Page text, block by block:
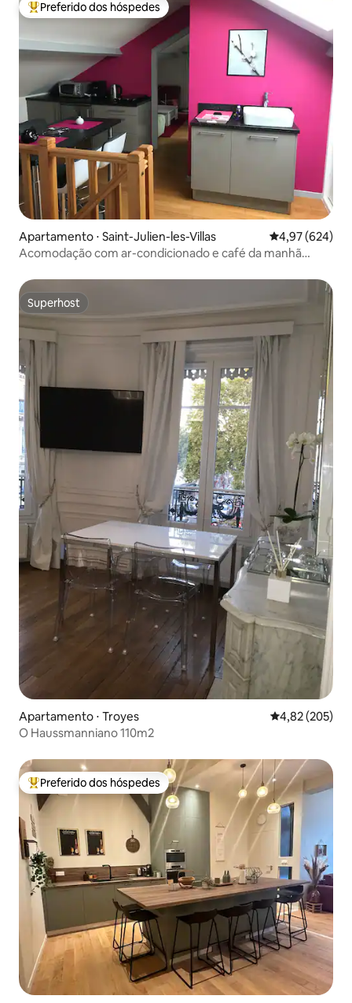
Entre os melhores preferidos dos hóspedes
Preferido dos hóspedes
Apartamento ⋅ Saint-Julien-les-Villas 4,97 de uma
4,97 (624)
Acomodação com ar-condicionado e café da manhã
Superhost
Superhost
Apartamento ⋅ Troyes 4,82 de uma
4,82 (205)
O Haussmanniano 110m2
Entre os melhores preferidos dos hóspedes
Preferido dos hóspedes